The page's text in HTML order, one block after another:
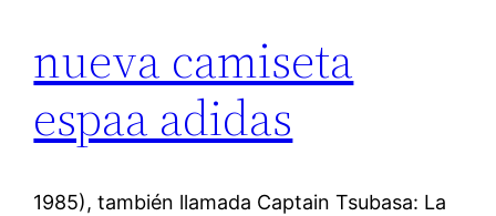
nueva camiseta
espaa adidas
1985), también llamada Captain Tsubasa: La